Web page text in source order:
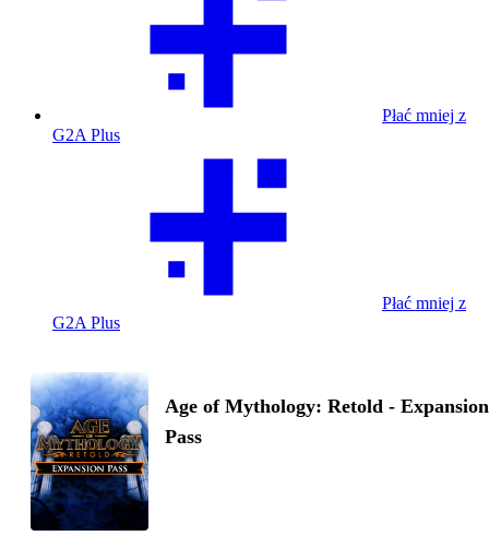
Płać mniej z
G2A Plus
Płać mniej z
G2A Plus
Age of Mythology: Retold - Expansion
Pass